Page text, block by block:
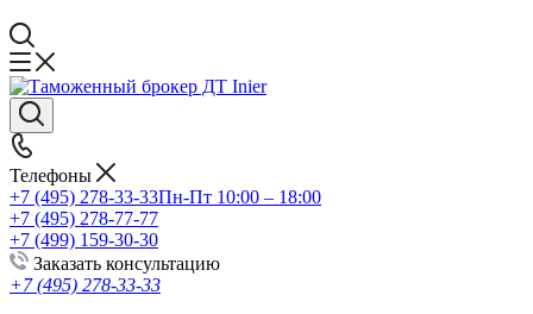
Телефоны
+7 (495) 278-33-33Пн-Пт 10:00 – 18:00
+7 (495) 278-77-77
+7 (499) 159-30-30
Заказать консультацию
+7 (495) 278-33-33